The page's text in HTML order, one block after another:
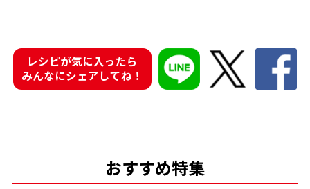
レシピが気に入ったら
みんなにシェアしてね！
おすすめ特集